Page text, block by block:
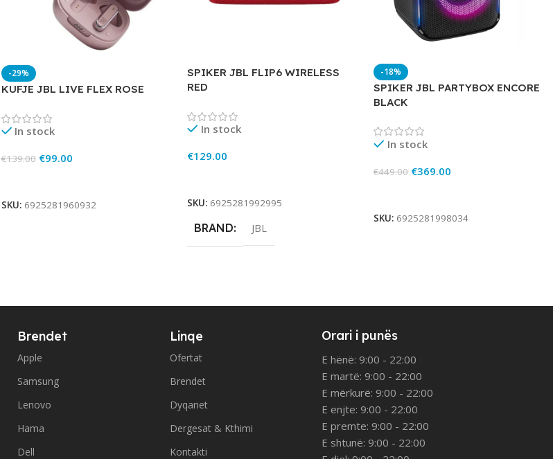
-29%
KUFJE JBL LIVE FLEX ROSE
In stock
€139.00 €99.00
SKU: 6925281960932
SPIKER JBL FLIP6 WIRELESS
RED
In stock
€129.00
SKU: 6925281992995
BRAND JBL
-18%
SPIKER JBL PARTYBOX ENCORE
BLACK
In stock
€449.00 €369.00
SKU: 6925281998034
Brendet
Apple
Samsung
Lenovo
Hama
Dell
Linqe
Ofertat
Brendet
Dyqanet
Dergesat & Kthimi
Kontakti
Orari i punës
E hënë: 9:00 - 22:00
E martë: 9:00 - 22:00
E mërkurë: 9:00 - 22:00
E enjte: 9:00 - 22:00
E premte: 9:00 - 22:00
E shtunë: 9:00 - 22:00